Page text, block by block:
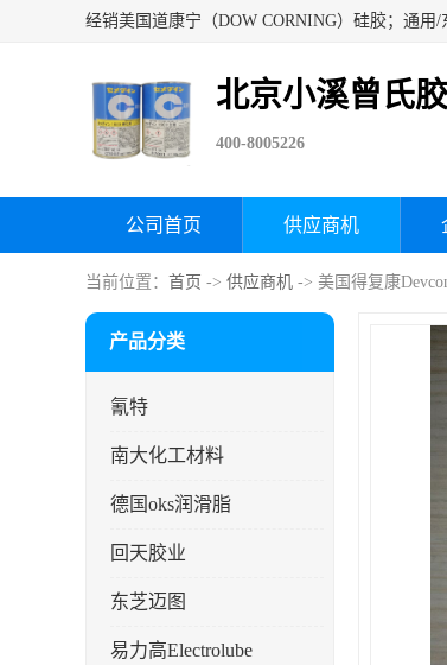
北京小溪曾氏
400-8005226
公司首页 供应商机
当前位置： 首页 -> 供应商机 -> 美国得复康
产品分类
氰特
南大化工材料
德国oks润滑脂
回天胶业
东芝迈图
易力高Electrolube